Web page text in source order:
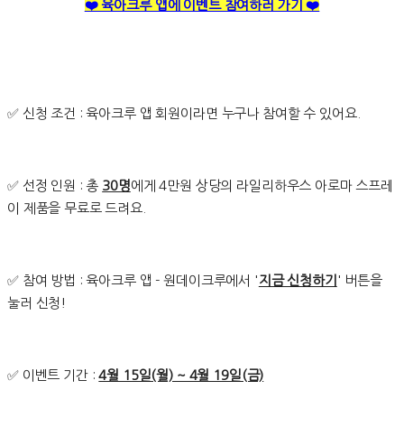
❤️ 육아크루 앱에 이벤트 참여하러 가기 ❤️
✅ 신청 조건 : 육아크루 앱 회원이라면 누구나 참여할 수 있어요.
✅ 선정 인원 : 총 30명에게 4만원 상당의 라일리하우스 아로마 스프레
이 제품을 무료로 드려요.
✅ 참여 방법 : 육아크루 앱 - 원데이크루에서 ' 지금 신청하기 ' 버튼을
눌러 신청!
✅ 이벤트 기간 :4월 15일(월) ~ 4월 19일(금)